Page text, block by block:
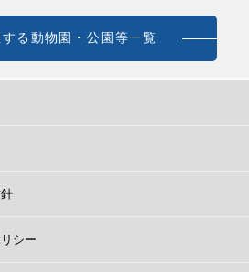
る動物園・公園等一覧
シー